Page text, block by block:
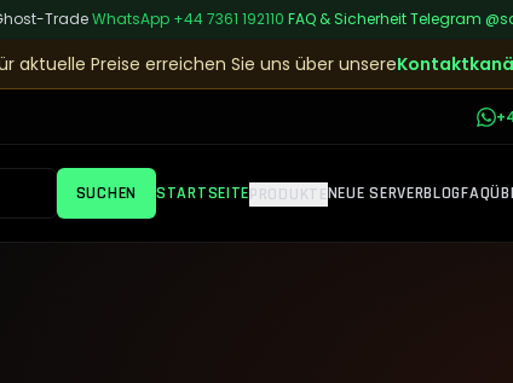
Trade|WhatsApp +44 7361 192110 FAQ & Sicherheit|Telegram
aktuelle Preise erreichen Sie uns über unsere
SUCHEN STARTSEITEPRODUKTENEUE SERVERBLOGFAQ